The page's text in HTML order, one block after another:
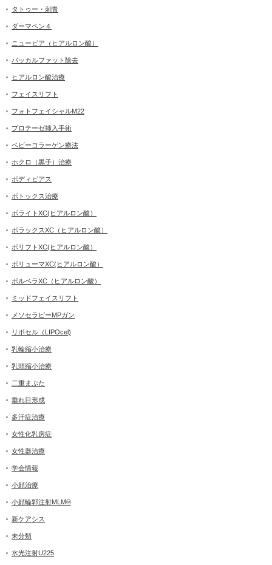
タトゥー・刺青
ダーマペン４
ニュービア（ヒアルロン酸）
バッカルファット除去
ヒアルロン酸治療
フェイスリフト
フォトフェイシャルM22
プロテーゼ挿入手術
ベビーコラーゲン療法
ホクロ（黒子）治療
ボディピアス
ボトックス治療
ボライトXC(ヒアルロン酸）
ボラックスXC（ヒアルロン酸）
ボリフトXC(ヒアルロン酸）
ボリューマXC(ヒアルロン酸）
ボルベラXC（ヒアルロン酸）
ミッドフェイスリフト
メソセラピーMPガン
リポセル（LIPOcel)
乳輪縮小治療
乳頭縮小治療
二重まぶた
垂れ目形成
多汗症治療
女性化乳房症
女性器治療
学会情報
小顔治療
小顔輪郭注射MLM®
新ケアシス
未分類
水光注射U225